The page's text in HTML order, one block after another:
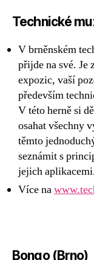
Technické
V brněnském
přijde na své. Je
expozic, vaší
především
V této herně si
osahat všechny
těmto
seznámit s
jejich
Více na
Bongo (Brno)